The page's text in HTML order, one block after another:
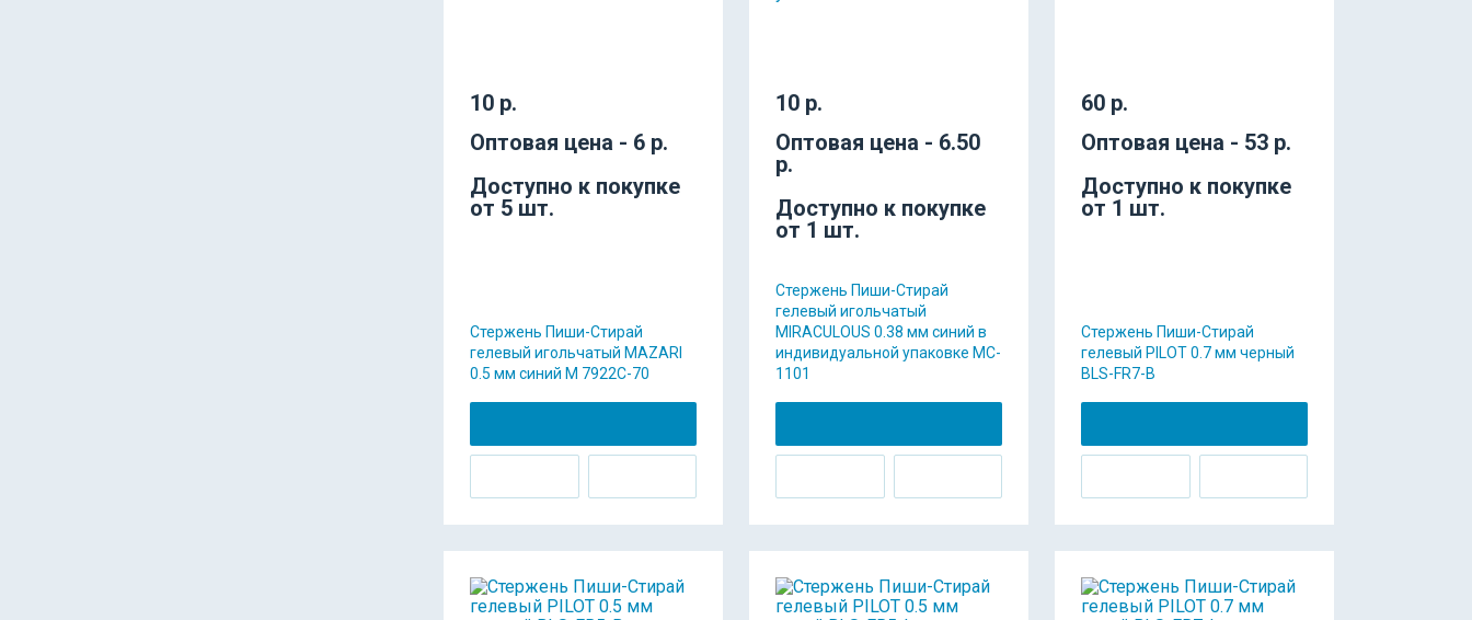
10 р.
Оптовая цена - 6 р.
Доступно к покупке
от 5 шт.
Стержень Пиши-Стирай
гелевый игольчатый MAZARI
0.5 мм синий M 7922C-70
10 р.
Оптовая цена - 6.50
р.
Доступно к покупке
от 1 шт.
Стержень Пиши-Стирай
гелевый игольчатый
MIRACULOUS 0.38 мм синий в
индивидуальной упаковке MC-
1101
60 р.
Оптовая цена - 53 р.
Доступно к покупке
от 1 шт.
Стержень Пиши-Стирай
гелевый PILOT 0.7 мм черный
BLS-FR7-B